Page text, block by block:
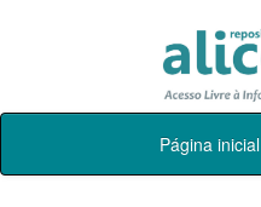
Skip
Página inicial